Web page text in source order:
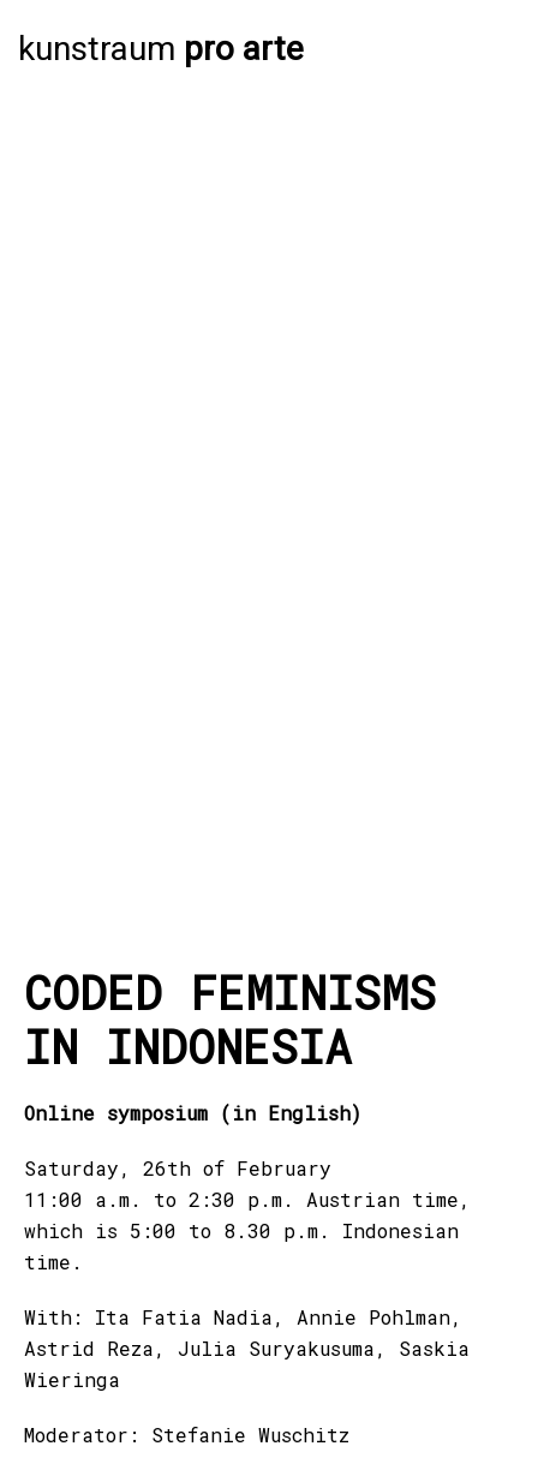
kunstraum pro arte
CODED FEMINISMS
IN INDONESIA
Online symposium (in English)
Saturday, 26th of February
11:00 a.m. to 2:30 p.m. Austrian time,
which is 5:00 to 8.30 p.m. Indonesian
time.
With: Ita Fatia Nadia, Annie Pohlman,
Astrid Reza, Julia Suryakusuma, Saskia
Wieringa
Moderator: Stefanie Wuschitz